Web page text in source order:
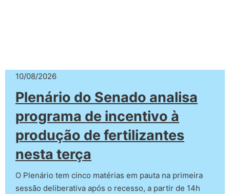
10/08/2026
Plenário do Senado analisa
programa de incentivo à
produção de fertilizantes
nesta terça
O Plenário tem cinco matérias em pauta na primeira
sessão deliberativa após o recesso, a partir de 14h